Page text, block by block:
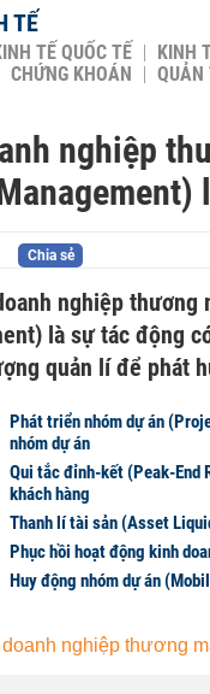
TẾ
TẾ QUỐC TẾ KINH
CHỨNG KHOÁN QUẢN
nghiệp
Chia sẻ
nghiệp
là sự tác động
quản lí để phát
Phát triển nhóm dự án
nhóm dự án
Qui tắc đỉnh-kết (Peak-End
khách hàng
Thanh lí tài sản (Asset
Phục hồi hoạt động kinh
Huy động nhóm dự án